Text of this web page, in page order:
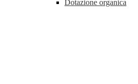
Dotazione organica